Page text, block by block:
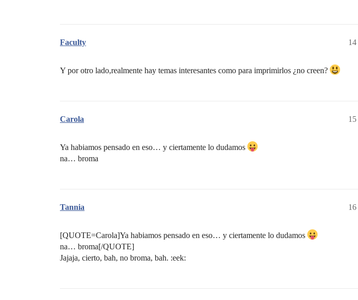
Faculty 14
Y por otro lado,realmente hay temas interesantes como para imprimirlos ¿no creen?
Carola 15
Ya habiamos pensado en eso… y ciertamente lo dudamos
na… broma
Tannia 16
[QUOTE=Carola]Ya habiamos pensado en eso… y ciertamente lo dudamos
na… broma[/QUOTE]
Jajaja, cierto, bah, no broma, bah. :eek: